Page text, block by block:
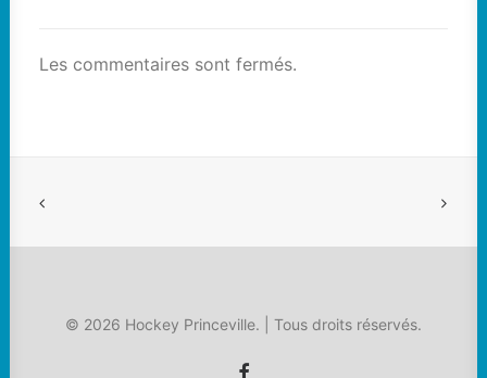
Les commentaires sont fermés.
© 2026 Hockey Princeville. | Tous droits réservés.